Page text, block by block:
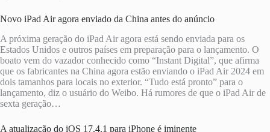
Novo iPad Air agora enviado da China antes do anúncio
A próxima geração do iPad Air agora está sendo enviada para os
Estados Unidos e outros países em preparação para o lançamento. O
boato vem do vazador conhecido como “Instant Digital”, que afirma
que os fabricantes na China agora estão enviando o iPad Air 2024 em
dois tamanhos para locais no exterior. “Tudo está pronto” para o
lançamento, diz o usuário do Weibo. Há rumores de que o iPad Air de
sexta geração…
A atualização do iOS 17.4.1 para iPhone é iminente